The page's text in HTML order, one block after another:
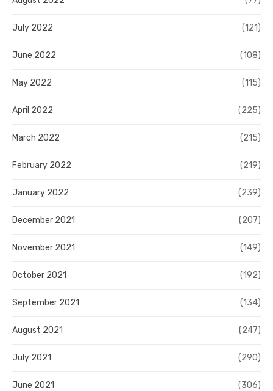
July 2022 (121)
June 2022 (108)
May 2022 (115)
April 2022 (225)
March 2022 (215)
February 2022 (219)
January 2022 (239)
December 2021 (207)
November 2021 (149)
October 2021 (192)
September 2021 (134)
August 2021 (247)
July 2021 (290)
June 2021 (306)